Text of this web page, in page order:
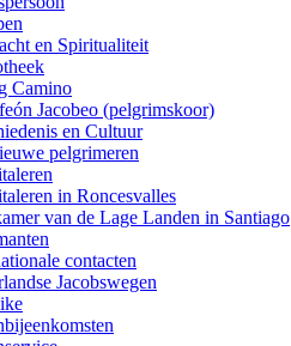
en Spiritualiteit
Camino
Jacobeo (pelgrimskoor)
en Cultuur
pelgrimeren
in Roncesvalles
van de Lage Landen in Santiago
contacten
Jacobswegen